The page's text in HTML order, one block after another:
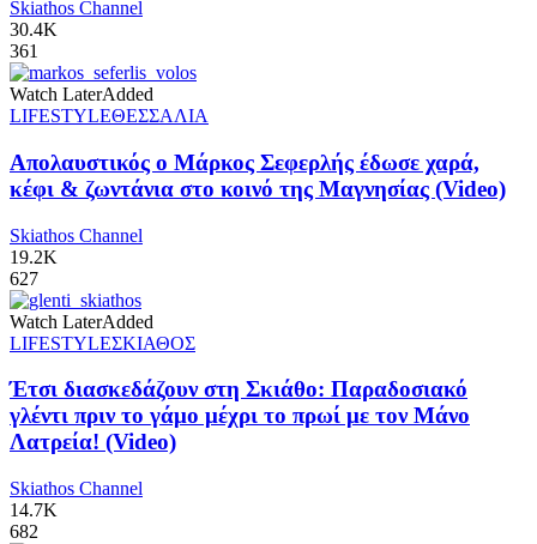
Skiathos Channel
30.4K
361
Watch LaterAdded
LIFESTYLEΘΕΣΣΑΛΙΑ
Απολαυστικός ο Μάρκος Σεφερλής έδωσε χαρά,
κέφι & ζωντάνια στο κοινό της Μαγνησίας (Video)
Skiathos Channel
19.2K
627
Watch LaterAdded
LIFESTYLEΣΚΙΑΘΟΣ
Έτσι διασκεδάζουν στη Σκιάθο: Παραδοσιακό
γλέντι πριν το γάμο μέχρι το πρωί με τον Μάνο
Λατρεία! (Video)
Skiathos Channel
14.7K
682